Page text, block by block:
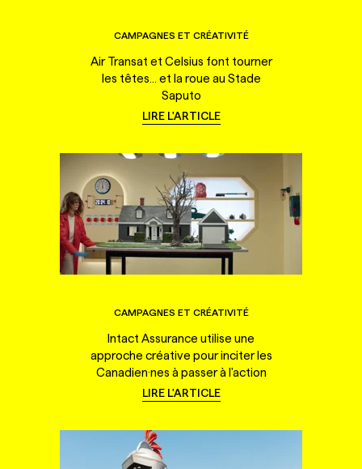
CAMPAGNES ET CRÉATIVITÉ
Air Transat et Celsius font tourner
les têtes... et la roue au Stade
Saputo
LIRE L'ARTICLE
CAMPAGNES ET CRÉATIVITÉ
Intact Assurance utilise une
approche créative pour inciter les
Canadien·nes à passer à l'action
LIRE L'ARTICLE